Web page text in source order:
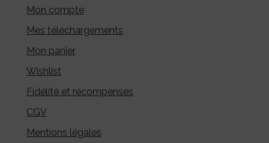
Mon compte
Mes téléchargements
Mon panier
Wishlist
Fidélité et récompenses
CGV
Mentions légales